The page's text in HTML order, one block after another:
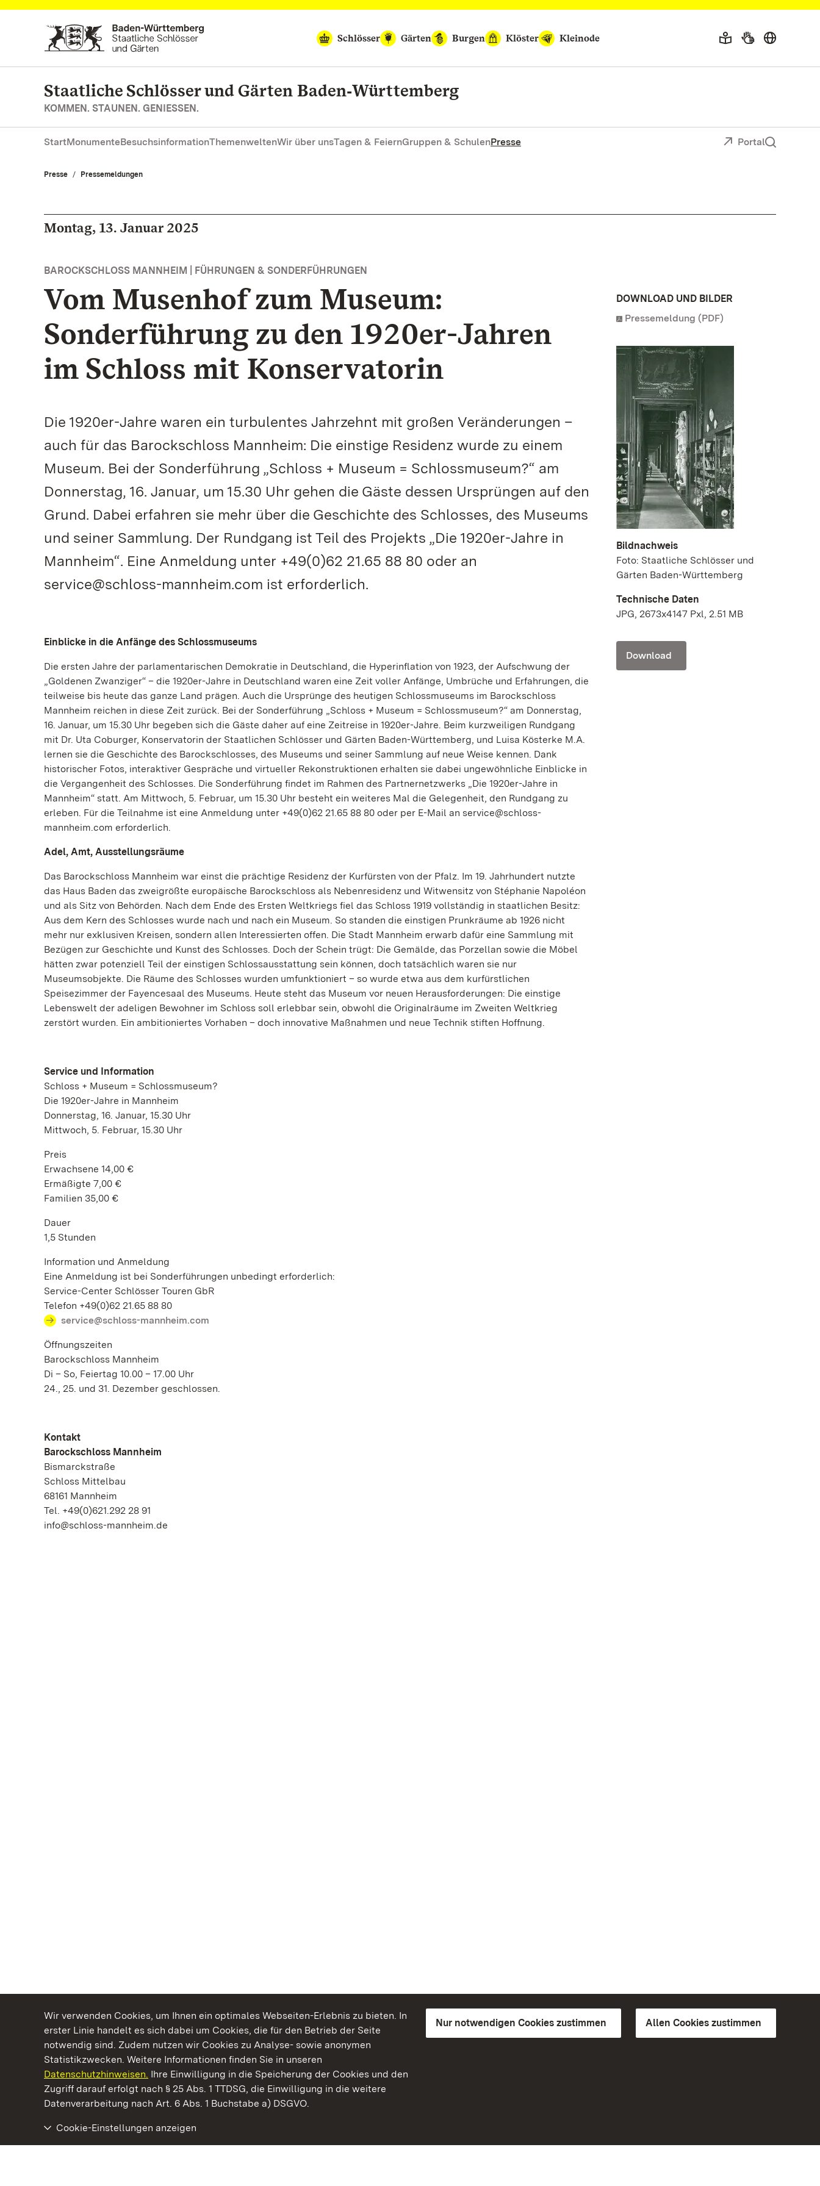
Wir verwenden Cookies, um Ihnen ein optimales Webseiten-Erlebnis zu bieten. In
erster Linie handelt es sich dabei um Cookies, die für den Betrieb der Seite
notwendig sind. Zudem nutzen wir Cookies zu Analyse- sowie anonymen
Statistikzwecken. Weitere Informationen finden Sie in unseren
Datenschutzhinweisen. Ihre Einwilligung in die Speicherung der Cookies und den
Zugriff darauf erfolgt nach § 25 Abs. 1 TTDSG, die Einwilligung in die weitere
Datenverarbeitung nach Art. 6 Abs. 1 Buchstabe a) DSGVO.
Nur notwendigen Cookies zustimmen Allen Cookies zustimmen
Cookie-Einstellungen anzeigen
Zum Hauptinhalt springen
Schlösser
Gärten Burgen Klöster Kleinode
Staatliche Schlösser und Gärten Baden‑Württemberg
KOMMEN. STAUNEN. GENIESSEN.
StartMonumenteBesuchsinformationThemenweltenWir über unsTagen & FeiernGruppen & SchulenPresse Portal
Presse Pressemeldungen
Montag, 13. Januar 2025
BAROCKSCHLOSS MANNHEIM | FÜHRUNGEN & SONDERFÜHRUNGEN
Vom Musenhof zum Museum:
Sonderführung zu den 1920er-Jahren
im Schloss mit Konservatorin
Die 1920er-Jahre waren ein turbulentes Jahrzehnt mit großen Veränderungen –
auch für das Barockschloss Mannheim: Die einstige Residenz wurde zu einem
Museum. Bei der Sonderführung „Schloss + Museum = Schlossmuseum?“ am
Donnerstag, 16. Januar, um 15.30 Uhr gehen die Gäste dessen Ursprüngen auf den
Grund. Dabei erfahren sie mehr über die Geschichte des Schlosses, des Museums
und seiner Sammlung. Der Rundgang ist Teil des Projekts „Die 1920er-Jahre in
Mannheim“. Eine Anmeldung unter +49(0)62 21.65 88 80 oder an
service@schloss-mannheim.com ist erforderlich.
Einblicke in die Anfänge des Schlossmuseums
Die ersten Jahre der parlamentarischen Demokratie in Deutschland, die Hyperinflation von 1923, der Aufschwung der
„Goldenen Zwanziger“ – die 1920er-Jahre in Deutschland waren eine Zeit voller Anfänge, Umbrüche und Erfahrungen, die
teilweise bis heute das ganze Land prägen. Auch die Ursprünge des heutigen Schlossmuseums im Barockschloss
Mannheim reichen in diese Zeit zurück. Bei der Sonderführung „Schloss + Museum = Schlossmuseum?“ am Donnerstag,
16. Januar, um 15.30 Uhr begeben sich die Gäste daher auf eine Zeitreise in 1920er-Jahre. Beim kurzweiligen Rundgang
mit Dr. Uta Coburger, Konservatorin der Staatlichen Schlösser und Gärten Baden-Württemberg, und Luisa Kösterke M.A.
lernen sie die Geschichte des Barockschlosses, des Museums und seiner Sammlung auf neue Weise kennen. Dank
historischer Fotos, interaktiver Gespräche und virtueller Rekonstruktionen erhalten sie dabei ungewöhnliche Einblicke in
die Vergangenheit des Schlosses. Die Sonderführung findet im Rahmen des Partnernetzwerks „Die 1920er-Jahre in
Mannheim“ statt. Am Mittwoch, 5. Februar, um 15.30 Uhr besteht ein weiteres Mal die Gelegenheit, den Rundgang zu
erleben. Für die Teilnahme ist eine Anmeldung unter +49(0)62 21.65 88 80 oder per E-Mail an service@schloss-
mannheim.com erforderlich.
Adel, Amt, Ausstellungsräume
Das Barockschloss Mannheim war einst die prächtige Residenz der Kurfürsten von der Pfalz. Im 19. Jahrhundert nutzte
das Haus Baden das zweigrößte europäische Barockschloss als Nebenresidenz und Witwensitz von Stéphanie Napoléon
und als Sitz von Behörden. Nach dem Ende des Ersten Weltkriegs fiel das Schloss 1919 vollständig in staatlichen Besitz:
Aus dem Kern des Schlosses wurde nach und nach ein Museum. So standen die einstigen Prunkräume ab 1926 nicht
mehr nur exklusiven Kreisen, sondern allen Interessierten offen. Die Stadt Mannheim erwarb dafür eine Sammlung mit
Bezügen zur Geschichte und Kunst des Schlosses. Doch der Schein trügt: Die Gemälde, das Porzellan sowie die Möbel
hätten zwar potenziell Teil der einstigen Schlossausstattung sein können, doch tatsächlich waren sie nur
Museumsobjekte. Die Räume des Schlosses wurden umfunktioniert – so wurde etwa aus dem kurfürstlichen
Speisezimmer der Fayencesaal des Museums. Heute steht das Museum vor neuen Herausforderungen: Die einstige
Lebenswelt der adeligen Bewohner im Schloss soll erlebbar sein, obwohl die Originalräume im Zweiten Weltkrieg
zerstört wurden. Ein ambitioniertes Vorhaben – doch innovative Maßnahmen und neue Technik stiften Hoffnung.
Service und Information
Schloss + Museum = Schlossmuseum?
Die 1920er-Jahre in Mannheim
Donnerstag, 16. Januar, 15.30 Uhr
Mittwoch, 5. Februar, 15.30 Uhr
Preis
Erwachsene 14,00 €
Ermäßigte 7,00 €
Familien 35,00 €
Dauer
1,5 Stunden
Information und Anmeldung
Eine Anmeldung ist bei Sonderführungen unbedingt erforderlich:
Service-Center Schlösser Touren GbR
Telefon +49(0)62 21.65 88 80
service@schloss-mannheim.com
Öffnungszeiten
Barockschloss Mannheim
Di – So, Feiertag 10.00 – 17.00 Uhr
24., 25. und 31. Dezember geschlossen.
Kontakt
Barockschloss Mannheim
Bismarckstraße
Schloss Mittelbau
68161 Mannheim
Tel. +49(0)621.292 28 91
info@schloss-mannheim.de
DOWNLOAD UND BILDER
Pressemeldung (PDF)
Bildnachweis
Foto: Staatliche Schlösser und
Gärten Baden-Württemberg
Technische Daten
JPG, 2673x4147 Pxl, 2.51 MB
Download
Kommen. Staunen. Genießen.